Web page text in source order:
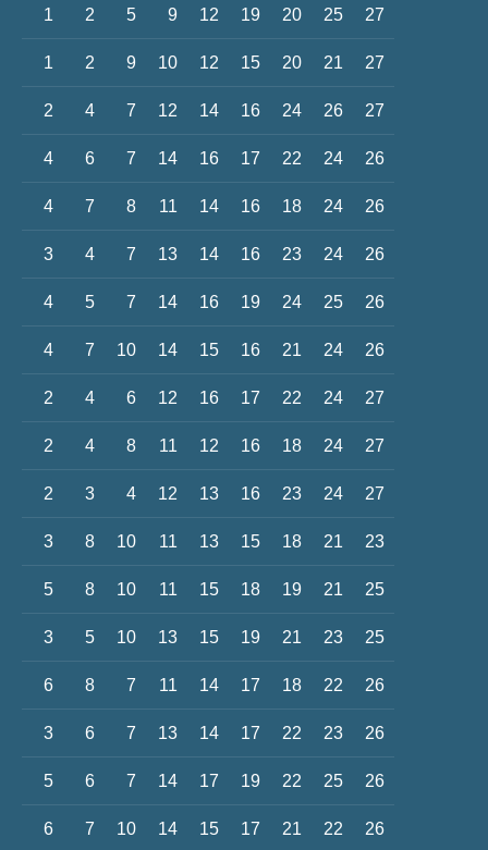
1 2 5 9 12 19 20 25 27
1 2 9 10 12 15 20 21 27
2 4 7 12 14 16 24 26 27
4 6 7 14 16 17 22 24 26
4 7 8 11 14 16 18 24 26
3 4 7 13 14 16 23 24 26
4 5 7 14 16 19 24 25 26
4 7 10 14 15 16 21 24 26
2 4 6 12 16 17 22 24 27
2 4 8 11 12 16 18 24 27
2 3 4 12 13 16 23 24 27
3 8 10 11 13 15 18 21 23
5 8 10 11 15 18 19 21 25
3 5 10 13 15 19 21 23 25
6 8 7 11 14 17 18 22 26
3 6 7 13 14 17 22 23 26
5 6 7 14 17 19 22 25 26
6 7 10 14 15 17 21 22 26